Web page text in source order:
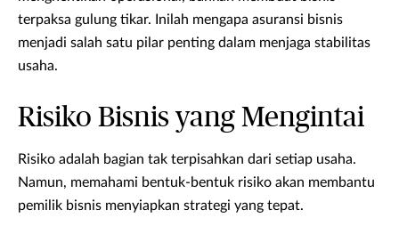
terpaksa gulung tikar. Inilah mengapa asuransi bisnis
menjadi salah satu pilar penting dalam menjaga stabilitas
usaha.
Risiko Bisnis yang Mengintai
Risiko adalah bagian tak terpisahkan dari setiap usaha.
Namun, memahami bentuk-bentuk risiko akan membantu
pemilik bisnis menyiapkan strategi yang tepat.